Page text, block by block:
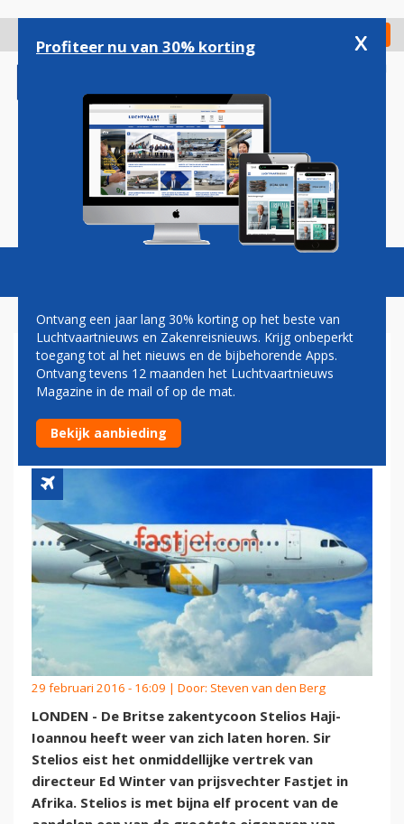
gaan
Check in
Magazine Podcasts Vacatures
EASYJET-OPRICHTER VREEST
OMVALLEN PRIJSVECHTER
FASTJET
29 februari 2016 - 16:09 | Door: Steven van den Berg
LONDEN - De Britse zakentycoon Stelios Haji-
Ioannou heeft weer van zich laten horen. Sir
Stelios eist het onmiddellijke vertrek van
directeur Ed Winter van prijsvechter Fastjet in
Afrika. Stelios is met bijna elf procent van de
Profiteer nu van 30% korting x
Ontvang een jaar lang 30% korting op het beste van
Luchtvaartnieuws en Zakenreisnieuws. Krijg onbeperkt
toegang tot al het nieuws en de bijbehorende Apps.
Ontvang tevens 12 maanden het Luchtvaartnieuws
Magazine in de mail of op de mat.
Bekijk aanbieding